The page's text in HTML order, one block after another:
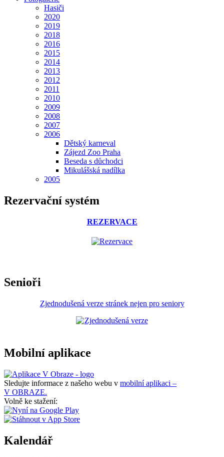
Hasiči
2020
2019
2018
2016
2015
2014
2013
2012
2011
2010
2009
2008
2007
2006
Dětský karneval
Zájezd Zoo Praha
Beseda s důchodci
Mikulášská nadílka
2005
Rezervační systém
REZERVACE
Senioři
Zjednodušená verze stránek nejen pro seniory
Mobilní aplikace
Sledujte informace z našeho webu v mobilní aplikaci –
V OBRAZE.
Volně ke stažení:
Kalendář